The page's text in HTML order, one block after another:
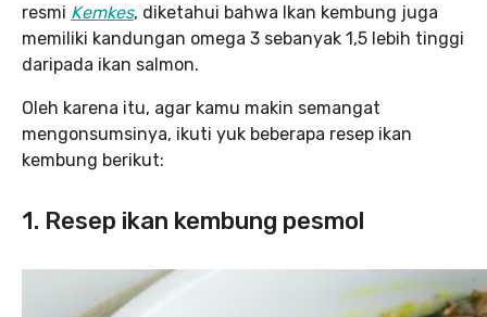
resmi Kemkes, diketahui bahwa Ikan kembung juga
memiliki kandungan omega 3 sebanyak 1,5 lebih tinggi
daripada ikan salmon.
Oleh karena itu, agar kamu makin semangat
mengonsumsinya, ikuti yuk beberapa resep ikan
kembung berikut:
1. Resep ikan kembung pesmol